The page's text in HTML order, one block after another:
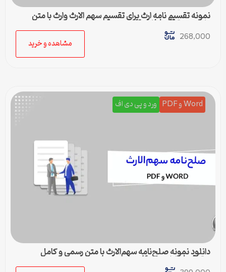
نمونه تقسیم نامه ارث برای تقسیم سهم الارث وارث با متن
کامل و حقوقی | فایل pdf و ورد
268,000
مشاهده و خرید
Word و PDF ورد و پی دی اف
دانلود نمونه صلح‌نامه سهم‌الارث با متن رسمی و کامل
حقوقی | فایل ورد و pdf